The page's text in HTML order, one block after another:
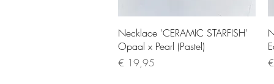
Quick View
Necklace 'CERAMIC STARFISH'
Opaal x Pearl (Pastel)
Price
€ 19,95